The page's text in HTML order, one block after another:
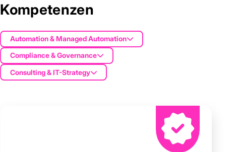
Kompetenzen
Automation & Managed Automation
Compliance & Governance
Consulting & IT-Strategy